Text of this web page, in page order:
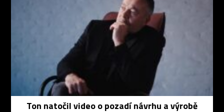
Ton natočil video o pozadí návrhu a výrobě